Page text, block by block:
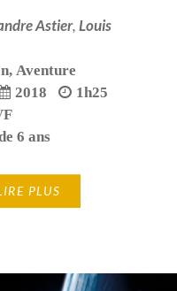
Astier,Louis
, Aventure
2018
1h25
6 ans
PLUS